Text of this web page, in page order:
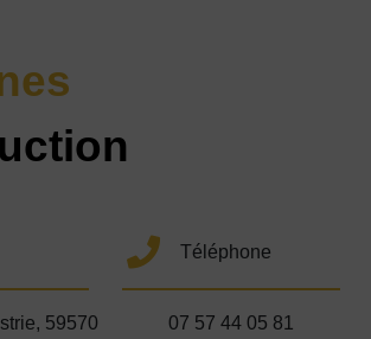
59570
Téléphone
07 57 44 05 81